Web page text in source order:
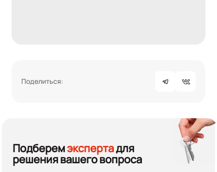
Поделиться:
Подберемэкспертадля
решения вашего вопроса